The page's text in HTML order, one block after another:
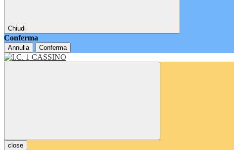
Chiudi
Conferma
Annulla Conferma
close